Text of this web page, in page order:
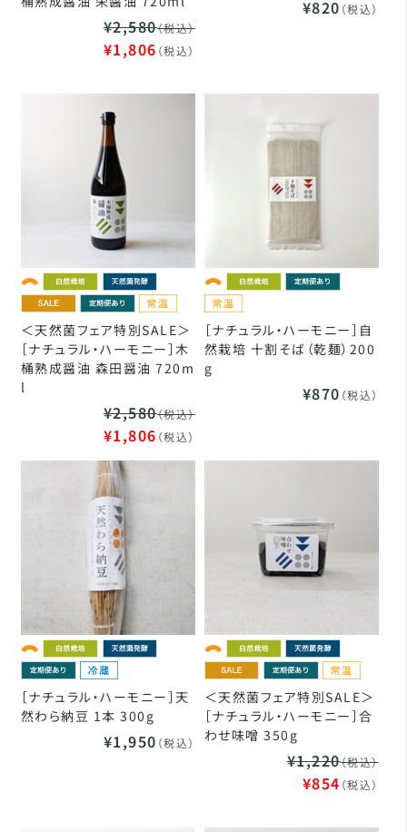
¥2,580（税込）
¥1,806 （税込）
¥820 （税込）
＜天然菌フェア特別SALE＞
［ナチュラル・ハーモニー］木
桶熟成醤油 森田醤油 720m
l
¥2,580（税込）
¥1,806 （税込）
［ナチュラル・ハーモニー］自
然栽培 十割そば（乾麺）200
g
¥870 （税込）
［ナチュラル・ハーモニー］天
然わら納豆 1本 300g
¥1,950 （税込）
＜天然菌フェア特別SALE＞
［ナチュラル・ハーモニー］合
わせ味噌 350g
¥1,220（税込）
¥854 （税込）